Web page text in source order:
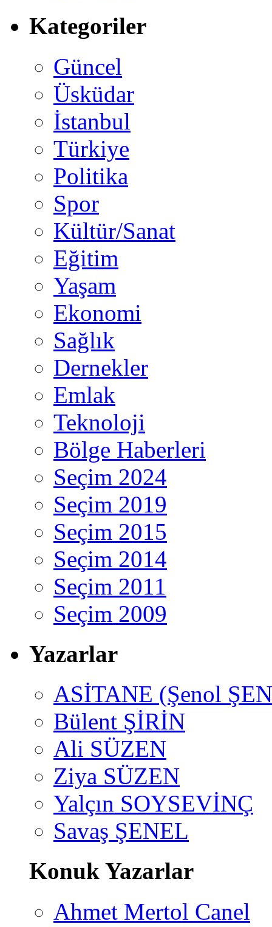
Kategoriler
Güncel
Üsküdar
İstanbul
Türkiye
Politika
Spor
Kültür/Sanat
Eğitim
Yaşam
Ekonomi
Sağlık
Dernekler
Emlak
Teknoloji
Bölge Haberleri
Seçim 2024
Seçim 2019
Seçim 2015
Seçim 2014
Seçim 2011
Seçim 2009
Yazarlar
ASİTANE (Şenol
Bülent ŞİRİN
Ali SÜZEN
Ziya SÜZEN
Yalçın SOYSEVİNÇ
Savaş ŞENEL
Konuk Yazarlar
Ahmet Mertol Canel